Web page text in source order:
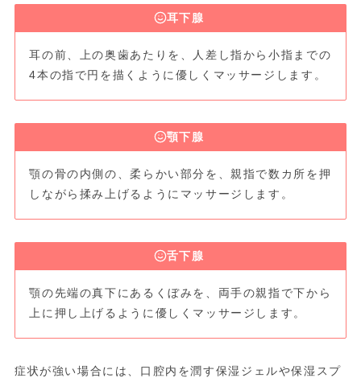
耳下腺
耳の前、上の奥歯あたりを、人差し指から小指までの
4本の指で円を描くように優しくマッサージします。
顎下腺
顎の骨の内側の、柔らかい部分を、親指で数カ所を押
しながら揉み上げるようにマッサージします。
舌下腺
顎の先端の真下にあるくぼみを、両手の親指で下から
上に押し上げるように優しくマッサージします。
症状が強い場合には、口腔内を潤す保湿ジェルや保湿スプ